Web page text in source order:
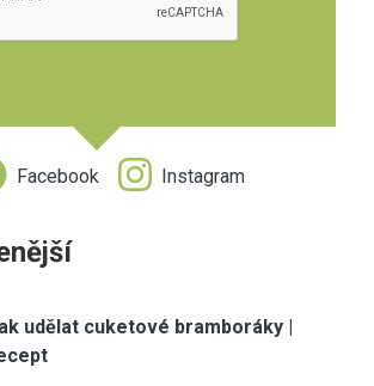
Facebook Instagram
udělat cuketové bramboráky |